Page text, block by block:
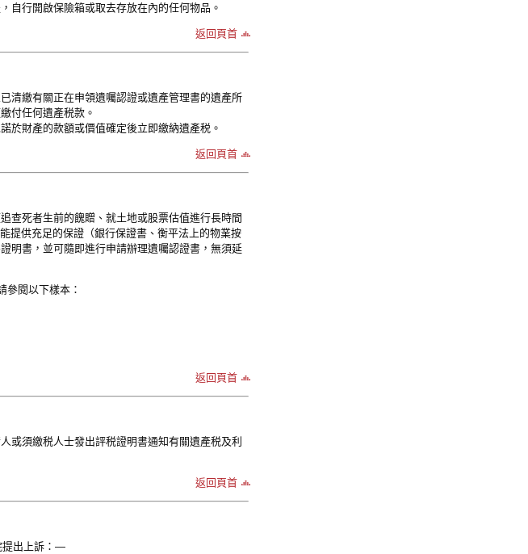
自行開啟保險箱或取去存放在內的任何物品。
返回頁首
清繳有關正在申領遺囑認證或遺產管理書的遺產所
付任何遺產税款。
於財產的款額或價值確定後立即繳納遺產税。
返回頁首
查死者生前的餽贈、就土地或股票估值進行長時間
提供充足的保證（銀行保證書、衡平法上的物業按
明書，並可隨即進行申請辦理遺囑認證書，無須延
參閱以下樣本：
返回頁首
或須繳税人士發出評税證明書通知有關遺產税及利
返回頁首
提出上訴：—